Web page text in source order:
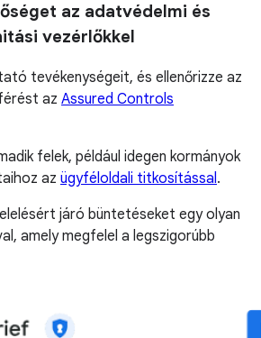
az adatvédelmi és
vezérlőkkel
tevékenységeit, és ellenőrizze az
az Assured Controls
felek, például idegen kormányok
az ügyféloldali titkosítással .
járó büntetéseket egy olyan
amely megfelel a legszigorúbb